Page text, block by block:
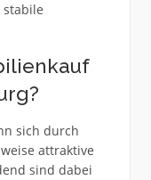
sich durch
attraktive
sind dabei